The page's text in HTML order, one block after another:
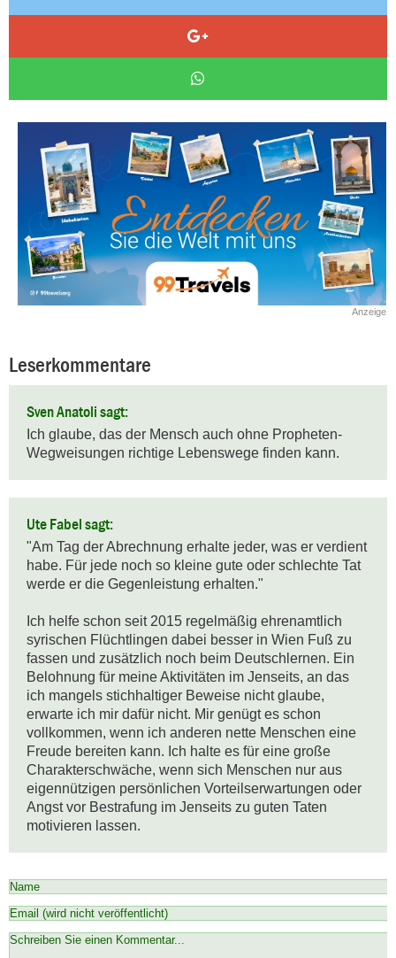
Anzeige
Leserkommentare
Sven Anatoli sagt:
Ich glaube, das der Mensch auch ohne Propheten-
Wegweisungen richtige Lebenswege finden kann.
Ute Fabel sagt:
"Am Tag der Abrechnung erhalte jeder, was er verdient
habe. Für jede noch so kleine gute oder schlechte Tat
werde er die Gegenleistung erhalten."
Ich helfe schon seit 2015 regelmäßig ehrenamtlich
syrischen Flüchtlingen dabei besser in Wien Fuß zu
fassen und zusätzlich noch beim Deutschlernen. Ein
Belohnung für meine Aktivitäten im Jenseits, an das
ich mangels stichhaltiger Beweise nicht glaube,
erwarte ich mir dafür nicht. Mir genügt es schon
vollkommen, wenn ich anderen nette Menschen eine
Freude bereiten kann. Ich halte es für eine große
Charakterschwäche, wenn sich Menschen nur aus
eigennützigen persönlichen Vorteilserwartungen oder
Angst vor Bestrafung im Jenseits zu guten Taten
motivieren lassen.